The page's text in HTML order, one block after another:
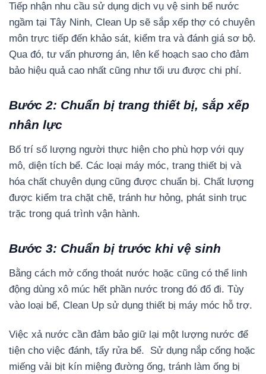
Tiếp nhận nhu cầu sử dụng dịch vụ vệ sinh bể nước
ngầm tại Tây Ninh, Clean Up sẽ sắp xếp thợ có chuyên
môn trực tiếp đến khảo sát, kiểm tra và đánh giá sơ bộ.
Qua đó, tư vấn phương án, lên kế hoạch sao cho đảm
bảo hiệu quả cao nhất cũng như tối ưu được chi phí.
Bước 2: Chuẩn bị trang thiết bị, sắp xếp
nhân lực
Bố trí số lượng người thực hiện cho phù hợp với quy
mô, diện tích bể. Các loại máy móc, trang thiết bị và
hóa chất chuyên dụng cũng được chuẩn bị. Chất lượng
được kiểm tra chặt chẽ, tránh hư hỏng, phát sinh trục
trặc trong quá trình vận hành.
Bước 3: Chuẩn bị trước khi vệ sinh
Bằng cách mở cống thoát nước hoặc cũng có thể linh
động dùng xô múc hết phần nước trong đó đổ đi. Tùy
vào loại bể, Clean Up sử dụng thiết bị máy móc hỗ trợ.
Việc xả nước cần đảm bảo giữ lại một lượng nước để
tiện cho việc đánh, tẩy rửa bể. Sử dụng nắp cống hoặc
miếng vải bịt kín miệng đường ống, tránh làm ống bị